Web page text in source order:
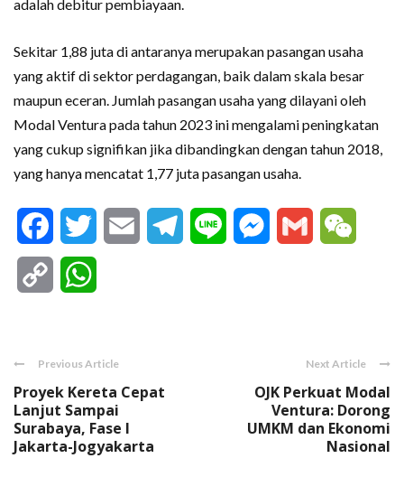
adalah debitur pembiayaan.
Sekitar 1,88 juta di antaranya merupakan pasangan usaha
yang aktif di sektor perdagangan, baik dalam skala besar
maupun eceran. Jumlah pasangan usaha yang dilayani oleh
Modal Ventura pada tahun 2023 ini mengalami peningkatan
yang cukup signifikan jika dibandingkan dengan tahun 2018,
yang hanya mencatat 1,77 juta pasangan usaha.
FacebookTwitter Email Telegram
Line Messenger
Gmail
Copy
Previous Article
Proyek Kereta Cepat
Lanjut Sampai
Surabaya, Fase I
Jakarta-Jogyakarta
Next Article
OJK Perkuat Modal
Ventura: Dorong
UMKM dan Ekonomi
Nasional